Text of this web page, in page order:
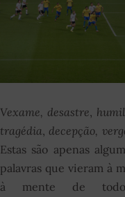
Vexame, desastre
tragédia decepção,
Estas são apenas
palavras que vieram à
à mente de